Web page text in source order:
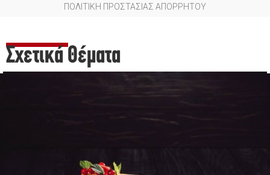
ΠΟΛΙΤΙΚΗ ΠΡΟΣΤΑΣΙΑΣ ΑΠΟΡΡΗΤΟΥ
Σχετικά Θέματα